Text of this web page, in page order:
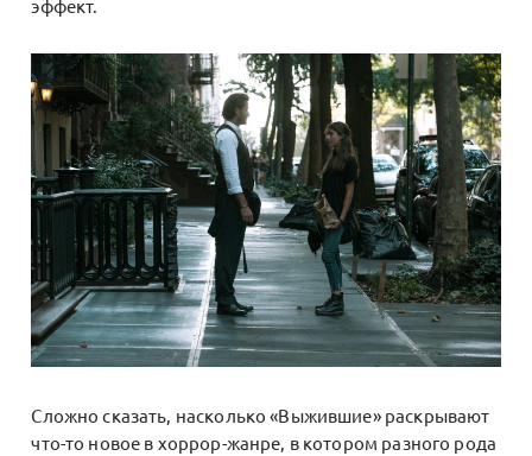
эффект.
Сложно сказать, насколько «Выжившие» раскрывают
что-то новое в хоррор-жанре, в котором разного рода